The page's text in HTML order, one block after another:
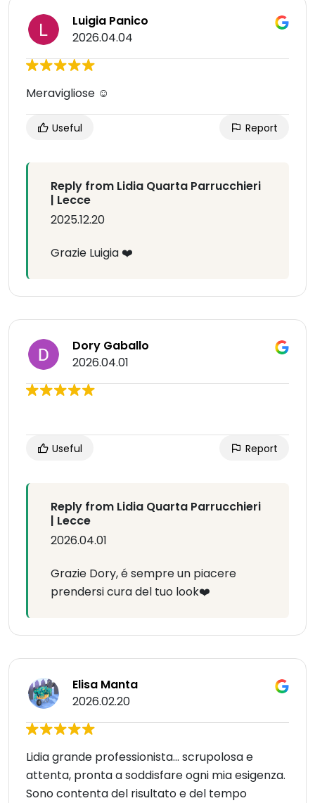
Luigia Panico
2026.04.04
Meravigliose ☺️
Useful Report
Reply from Lidia Quarta Parrucchieri
| Lecce
2025.12.20
Grazie Luigia ❤️
Dory Gaballo
2026.04.01
Useful Report
Reply from Lidia Quarta Parrucchieri
| Lecce
2026.04.01
Grazie Dory, é sempre un piacere
prendersi cura del tuo look❤️
Elisa Manta
2026.02.20
Lidia grande professionista... scrupolosa e
attenta, pronta a soddisfare ogni mia esigenza.
Sono contenta del risultato e del tempo